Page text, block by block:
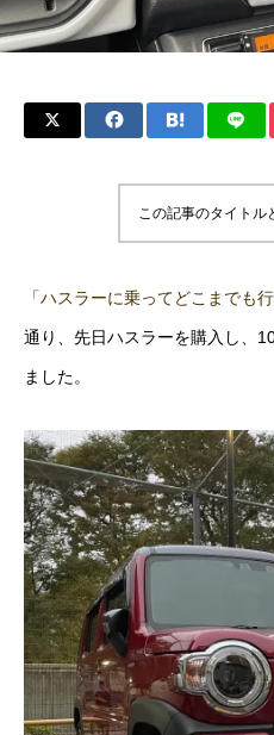
この記事のタイトル
「ハスラーに乗ってどこまでも行
通り、先日ハスラーを購入し、
ました。